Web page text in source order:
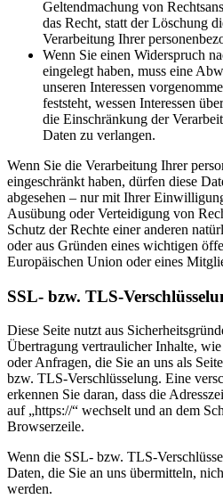
Geltendmachung von
das Recht, statt der Löschung
Verarbeitung Ihrer
Wenn Sie einen Widerspruch
eingelegt haben, muss eine
unseren Interessen
feststeht, wessen Interessen
die Einschränkung der
Daten zu verlangen.
Wenn Sie die Verarbeitung Ihrer
eingeschränkt haben, dürfen diese
abgesehen – nur mit Ihrer
Ausübung oder Verteidigung von
Schutz der Rechte einer anderen
oder aus Gründen eines wichtigen
Europäischen Union oder eines
SSL- bzw. TLS-
Diese Seite nutzt aus
Übertragung vertraulicher Inhalte,
oder Anfragen, die Sie an uns als
bzw. TLS-Verschlüsselung. Eine
erkennen Sie daran, dass die
auf „https://“ wechselt und an dem
Browserzeile.
Wenn die SSL- bzw. TLS-
Daten, die Sie an uns übermitteln,
werden.